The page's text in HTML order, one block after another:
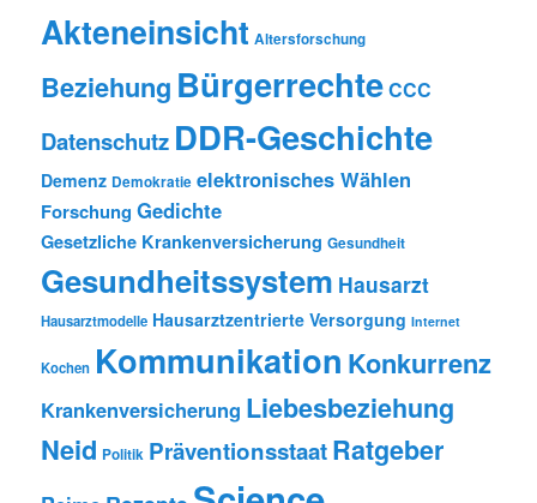
Akteneinsicht Altersforschung
Beziehung BürgerrechteCCC
Datenschutz DDR-Geschichte
Demenz Demokratie elektronisches Wählen
Forschung Gedichte
Gesetzliche Krankenversicherung Gesundheit
Gesundheitssystem Hausarzt
Hausarztmodelle Hausarztzentrierte Versorgung Internet
Kochen Kommunikation Konkurrenz
Krankenversicherung Liebesbeziehung
Neid Politik PräventionsstaatRatgeber